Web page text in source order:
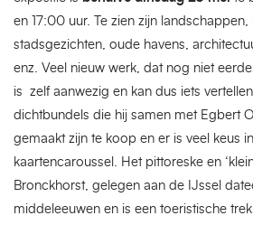
en 17:00 uur. Te zien zijn landschappen,
stadsgezichten, oude havens,
enz. Veel nieuw werk, dat nog niet
is zelf aanwezig en kan dus iets
dichtbundels die hij samen met Egbert
gemaakt zijn te koop en er is veel keus
kaartencaroussel. Het pittoreske en
Bronckhorst, gelegen aan de IJssel
middeleeuwen en is een toeristische